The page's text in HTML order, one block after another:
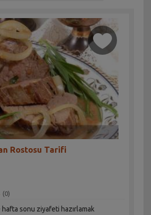
Rostosu Tarifi
(0)
sonu ziyafeti hazırlamak